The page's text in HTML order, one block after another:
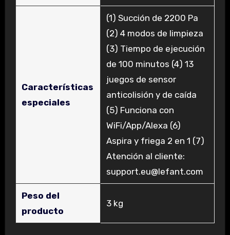
Características
especiales
‎‎(1) Succión de 2200 Pa
(2) 4 modos de limpieza
(3) Tiempo de ejecución
de 100 minutos (4) 13
juegos de sensor
anticolisión y de caída
(5) Funciona con
WiFi/App/Alexa (6)
Aspira y friega 2 en 1 (7)
Atención al cliente:
support.eu@lefant.com
Peso del
producto
‎3 kg